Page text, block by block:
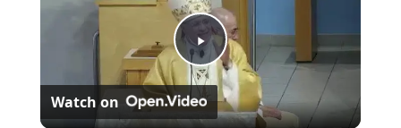
P
l
Watch on